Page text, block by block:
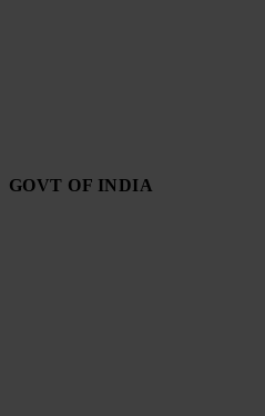
GOVT OF INDIA